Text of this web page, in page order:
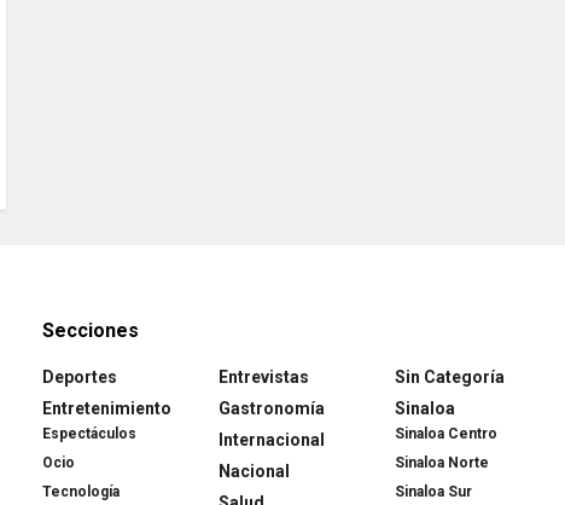
Secciones
Deportes
Entretenimiento
Espectáculos
Ocio
Tecnología
Entrevistas
Gastronomía
Internacional
Nacional
Sin Categoría
Sinaloa
Sinaloa Centro
Sinaloa Norte
Sinaloa Sur